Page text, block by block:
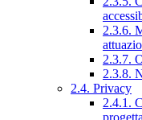
2.3.6.
2.3.7.
2.3.8.
2.4. Privacy
2.4.1.